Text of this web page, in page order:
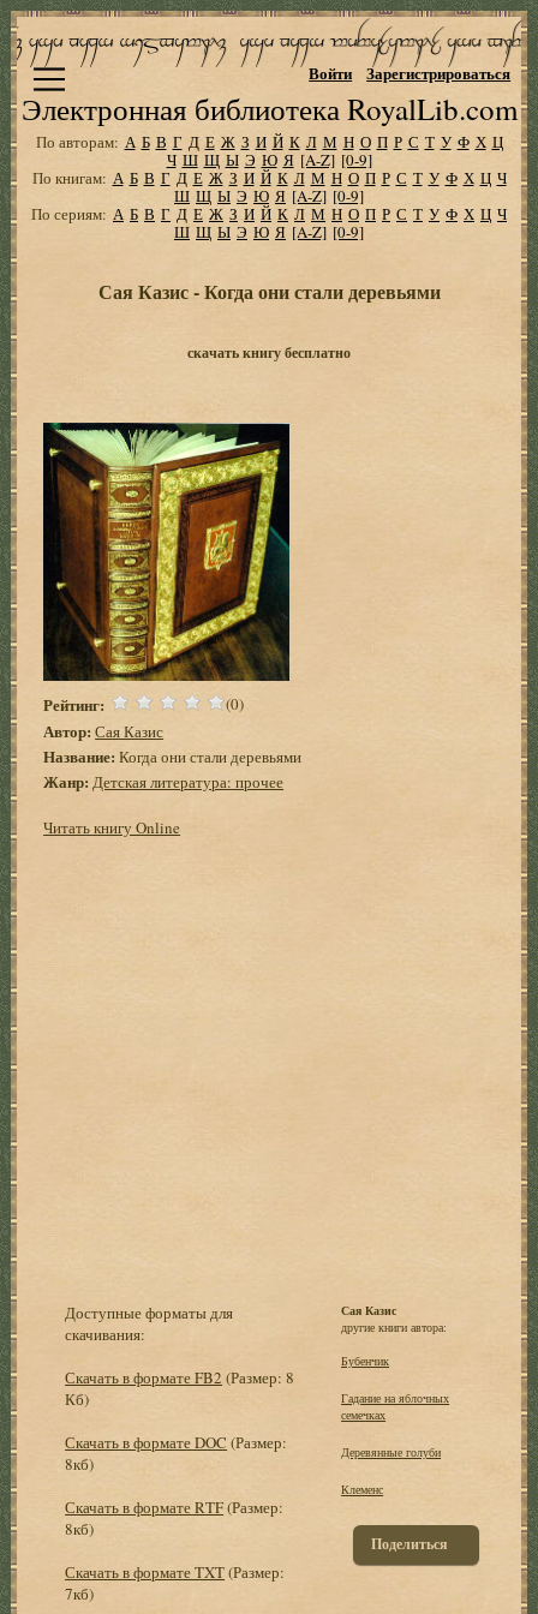
Электронная библиотека RoyalLib.com
Войти Зарегистрироваться
По авторам: А Б В Г Д Е Ж З И Й К Л М Н О П Р С Т У Ф Х Ц
Ч Ш Щ Ы Э Ю Я [A-Z] [0-9]
По книгам: А Б В Г Д Е Ж З И Й К Л М Н О П Р С Т У Ф Х Ц Ч
Ш Щ Ы Э Ю Я [A-Z] [0-9]
По сериям: А Б В Г Д Е Ж З И Й К Л М Н О П Р С Т У Ф Х Ц Ч
Ш Щ Ы Э Ю Я [A-Z] [0-9]
Сая Казис - Когда они стали деревьями
скачать книгу бесплатно
Рейтинг: (0)
Автор: Сая Казис
Название: Когда они стали деревьями
Жанр: Детская литература: прочее
Читать книгу Online
Доступные форматы для
скачивания:
Скачать в формате FB2 (Размер: 8
Кб)
Скачать в формате DOC (Размер:
8кб)
Скачать в формате RTF(Размер:
8кб)
Скачать в формате TXT(Размер:
7кб)
Сая Казис
другие книги автора:
Бубенчик
Гадание на яблочных
семечках
Деревянные голуби
Клеменс
Поделиться